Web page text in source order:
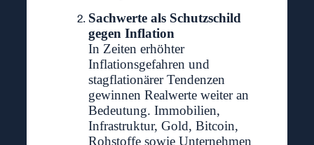
Sachwerte als Schutzschild
gegen Inflation
In Zeiten erhöhter
Inflationsgefahren und
stagflationärer Tendenzen
gewinnen Realwerte weiter an
Bedeutung. Immobilien,
Infrastruktur, Gold, Bitcoin,
Rohstoffe sowie Unternehmen